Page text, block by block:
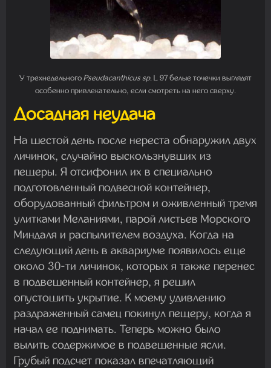
У трехнедельного Pseudacanthicus sp. L 97 белые точечки выглядят
особенно привлекательно, если смотреть на него сверху.
Досадная неудача
На шестой день после нереста обнаружил двух
личинок, случайно выскользнувших из
пещеры. Я отсифонил их в специально
подготовленный подвесной контейнер,
оборудованный фильтром и оживленный тремя
улитками Меланиями, парой листьев Морского
Миндаля и распылителем воздуха. Когда на
следующий день в аквариуме появилось еще
около 30-ти личинок, которых я также перенес
в подвешенный контейнер, я решил
опустошить укрытие. К моему удивлению
раздраженный самец покинул пещеру, когда я
начал ее поднимать. Теперь можно было
вылить содержимое в подвешенные ясли.
Грубый подсчет показал впечатляющий